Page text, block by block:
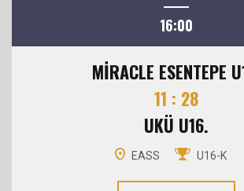
16:00
MİRACLE ESENTEPE
11 : 28
UKÜ U16.
EASS U16-K